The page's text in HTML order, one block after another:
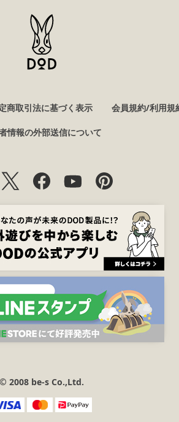
商取引法に基づく表示 会員規約/利用規
情報の外部送信について
© 2008 be-s Co.,Ltd.